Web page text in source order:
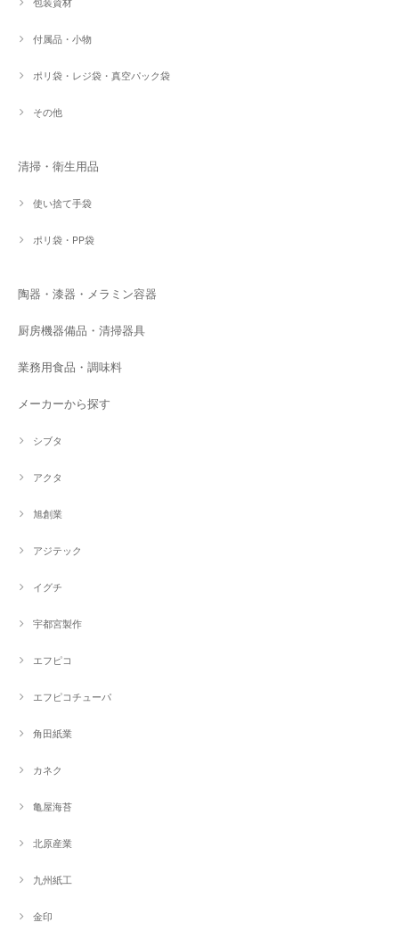
付属品・小物
ポリ袋・レジ袋・真空パック袋
その他
清掃・衛生用品
使い捨て手袋
ポリ袋・PP袋
陶器・漆器・メラミン容器
厨房機器備品・清掃器具
業務用食品・調味料
メーカーから探す
シブタ
アクタ
旭創業
アジテック
イグチ
宇都宮製作
エフピコ
エフピコチューパ
角田紙業
カネク
亀屋海苔
北原産業
九州紙工
金印